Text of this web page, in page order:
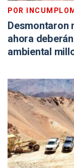
POR
Desmontaron
ahora
ambiental